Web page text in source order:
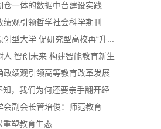
仓一体的数据中台建设实践
绩观引领哲学社会科学期刊
型大学 促研究型高校再“升...
人 智创未来 构建智能教育新生
政绩观引领高等教育改革发展
知，我们为何还要亲手翻开经
会副会长管培俊：师范教育
重塑教育生态